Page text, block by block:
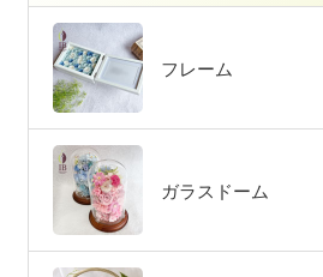
フレーム
ガラスドーム